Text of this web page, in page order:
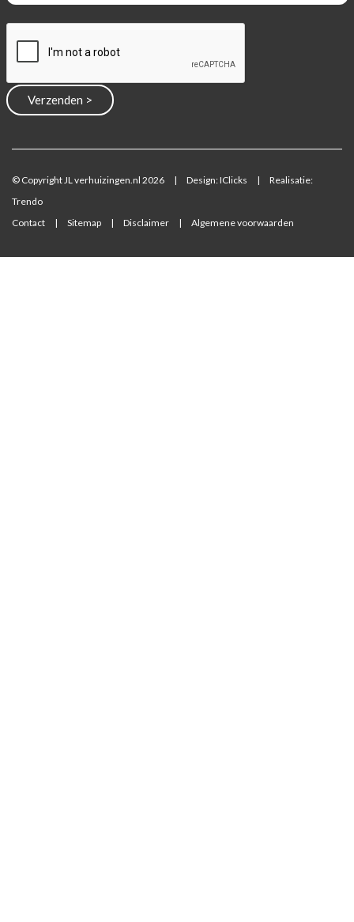
© Copyright JL verhuizingen.nl 2026 | Design:IClicks |
Realisatie:
Trendo
Contact
| Sitemap | Disclaimer | Algemene voorwaarden